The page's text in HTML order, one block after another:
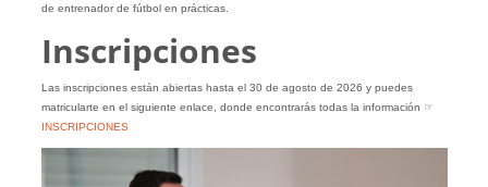
de entrenador de fútbol en prácticas.
Inscripciones
Las inscripciones están abiertas hasta el 30 de agosto de 2026 y puedes
matricularte en el siguiente enlace, donde encontrarás todas la información ☞
INSCRIPCIONES